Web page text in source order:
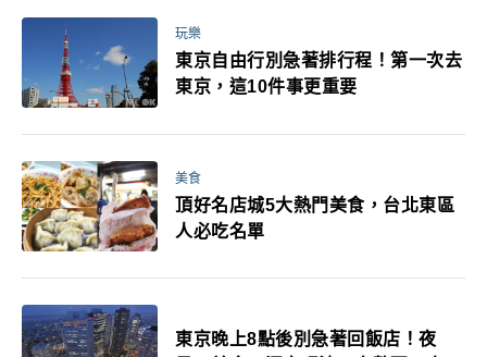
玩樂
東京自由行別急著排行程！第一次去
東京，這10件事更重要
美食
頂好名店城5大熱門美食，台北東區
人必吃名單
東京晚上8點後別急著回飯店！夜